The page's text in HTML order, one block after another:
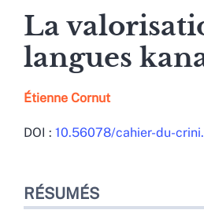
La
langues
Étienne Cornut
DOI : 10.56078/cahier-du-
Index
Plan
RÉSUMÉS